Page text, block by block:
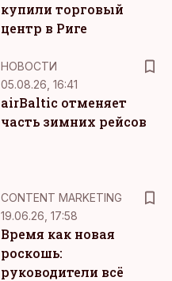
купили торговый
центр в Риге
НОВОСТИ
05.08.26, 16:41
airBaltic отменяет
часть зимних рейсов
CONTENT MARKETING
19.06.26, 17:58
Время как новая
роскошь:
руководители всё